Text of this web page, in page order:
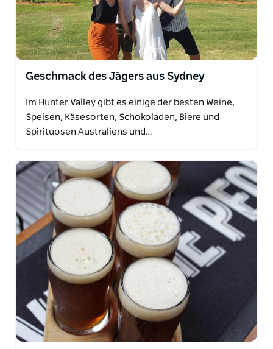
Geschmack des Jägers aus Sydney
Im Hunter Valley gibt es einige der besten Weine,
Speisen, Käsesorten, Schokoladen, Biere und
Spirituosen Australiens und…